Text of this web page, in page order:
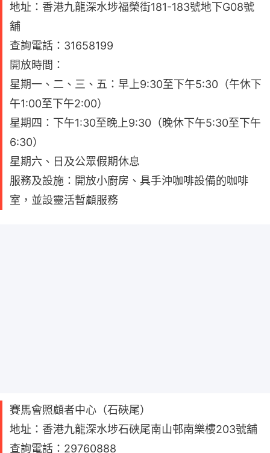
地址：香港九龍深水埗福榮街181-183號地下G08號
舖
查詢電話：31658199
開放時間：
星期一、二、三、五：早上9:30至下午5:30（午休下
午1:00至下午2:00）
星期四：下午1:30至晚上9:30（晚休下午5:30至下午
6:30）
星期六、日及公眾假期休息
服務及設施：開放小廚房、具手沖咖啡設備的咖啡
室，並設靈活暫顧服務
賽馬會照顧者中心（石硤尾）
地址：香港九龍深水埗石硤尾南山邨南樂樓203號舖
查詢電話：29760888